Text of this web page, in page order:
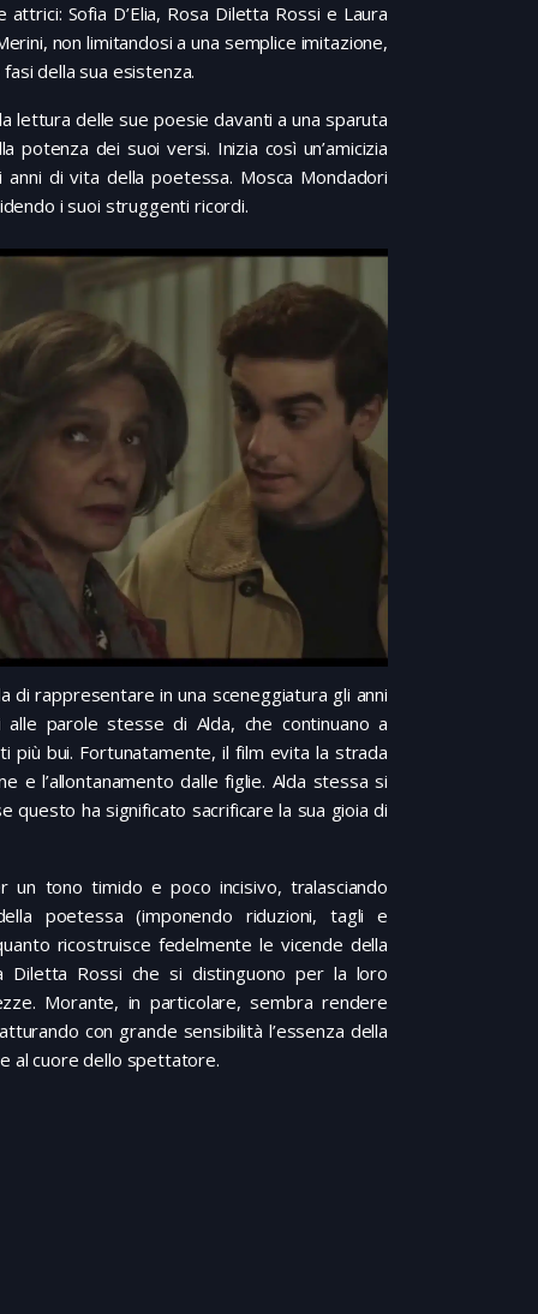
Sofia D’Elia, Rosa Diletta Rossi e Laura
non limitandosi a una semplice imitazione,
della sua esistenza.
lettura delle sue poesie davanti a una sparuta
dei suoi versi. Inizia così un’amicizia
di vita della poetessa. Mosca Mondadori
i suoi struggenti ricordi.
di rappresentare in una sceneggiatura gli anni
parole stesse di Alda, che continuano a
più bui. Fortunatamente, il film evita la strada
e l’allontanamento dalle figlie. Alda stessa si
ha significato sacrificare la sua gioia di
un tono timido e poco incisivo, tralasciando
poetessa (imponendo riduzioni, tagli e
ricostruisce fedelmente le vicende della
Diletta Rossi che si distinguono per la loro
Morante, in particolare, sembra rendere
con grande sensibilità l’essenza della
al cuore dello spettatore.